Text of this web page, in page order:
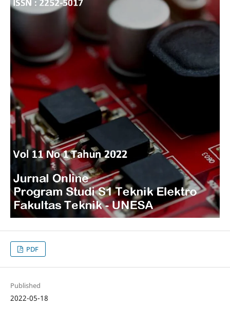
PDF
Published
2022-05-18